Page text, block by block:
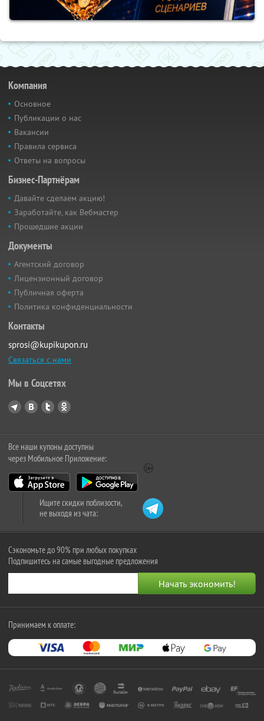
Компания
Основное
Публикации о нас
Вакансии
Правила сервиса
Ответы на вопросы
Бизнес-Партнёрам
Давайте сделаем акцию!
Заработайте, как Вебмастер
Прошедшие акции
Документы
Агентский договор
Лицензионный договор
Публичная оферта
Политика конфиденциальности
Контакты
sprosi@kupikupon.ru
Связаться с нами
Мы в Соцсетях
Все наши купоны доступны
через Мобильное Приложение:
Ищите скидки поблизости,
не выходя из чата:
Сэкономьте до 90% при любых покупках
Подпишитесь на самые выгодные предложения
Принимаем к оплате: